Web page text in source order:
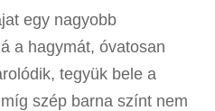
egy nagyobb
a hagymát, óvatosan
tegyük bele a
szép barna színt nem